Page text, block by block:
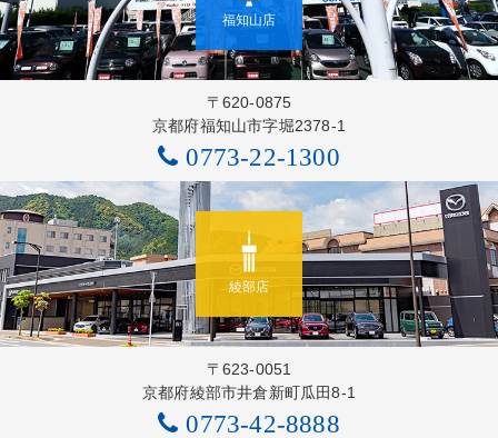
福知山店
〒620-0875
京都府福知山市字堀2378-1
0773-22-1300
綾部店
〒623-0051
京都府綾部市井倉新町瓜田8-1
0773-42-8888